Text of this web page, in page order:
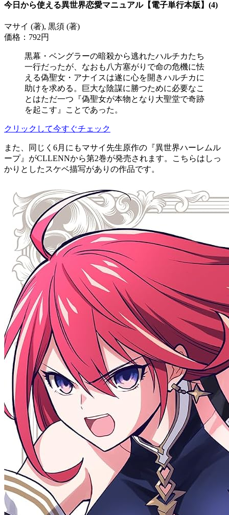
今日から使える異世界恋愛マニュアル【電子単行本版】(4)
マサイ (著), 黒須 (著)
価格：792円
黒幕・ベングラーの暗殺から逃れたハルチカたち
一行だったが、なおも八方塞がりで命の危機に怯
える偽聖女・アナイスは遂に心を開きハルチカに
助けを求める。巨大な陰謀に勝つために必要なこ
とはただ一つ『偽聖女が本物となり大聖堂で奇跡
を起こす』ことであった。
クリックして今すぐチェック
また、同じく6月にもマサイ先生原作の『異世界ハーレムル
ープ』がCLLENNから第2巻が発売されます。こちらはしっ
かりとしたスケベ描写がありの作品です。